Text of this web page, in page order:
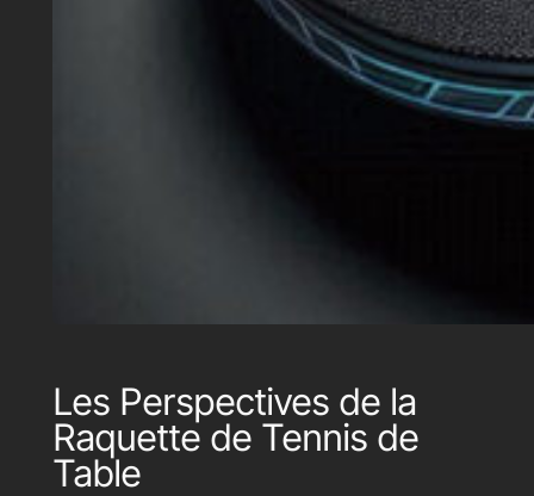
Les Perspectives de la
Raquette de Tennis de
Table